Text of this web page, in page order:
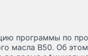
программы по
масла B50. Об